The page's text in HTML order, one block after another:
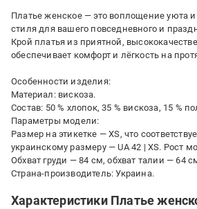
Платье женское — это воплощение уюта
стиля для вашего повседневного и
Крой платья из приятной,
обеспечивает комфорт и лёгкость на
Особенности изделия:
Материал: вискоза.
Состав: 50 % хлопок, 35 % вискоза, 15 %
Параметры модели:
Размер на этикетке — XS, что
украинскому размеру — UA 42 | XS. Рост
Обхват груди — 84 см, обхват талии — 64
Страна-производитель: Украина.
Характеристики Платье